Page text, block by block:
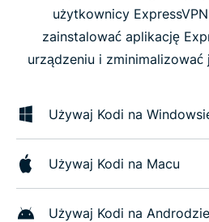
użytkownicy
zainstalować aplikację
urządzeniu i zminimalizować
Używaj Kodi na
Używaj Kodi na Macu
Używaj Kodi na Androdzie